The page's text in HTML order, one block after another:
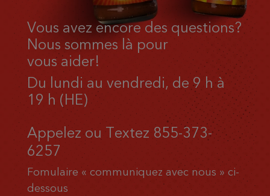
Vous avez encore des questions?
Nous sommes là pour
vous aider!
Du lundi au vendredi, de 9 h à
19 h (HE)
Appelez ou Textez 855-373-
6257
Fomulaire « communiquez avec nous » ci-
dessous